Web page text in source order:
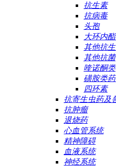
抗生素
抗病毒
头孢
大环内
其他抗
其他抗菌
喹诺酮类
磺胺类
四环素
抗寄生虫药及
抗肿瘤
退烧药
心血管系统
精神障碍
血液系统
神经系统